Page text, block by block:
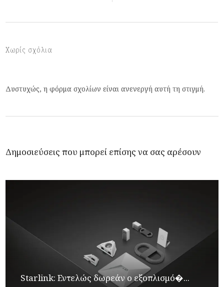
Χωρίς σχόλια
Δυστυχώς, η φόρμα σχολίων είναι ανενεργή αυτή τη στιγμή.
Δημοσιεύσεις που μπορεί επίσης να σας αρέσουν
Starlink: Εντελώς δωρεάν ο εξοπλισμό�...